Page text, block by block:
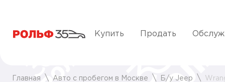
Купить Продать
Главная Авто с пробегом в Москве Б/у Jeep